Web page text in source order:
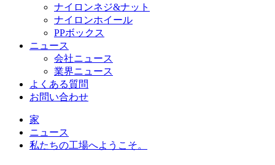
ナイロンネジ&ナット
ナイロンホイール
PPボックス
ニュース
会社ニュース
業界ニュース
よくある質問
お問い合わせ
家
ニュース
私たちの工場へようこそ。